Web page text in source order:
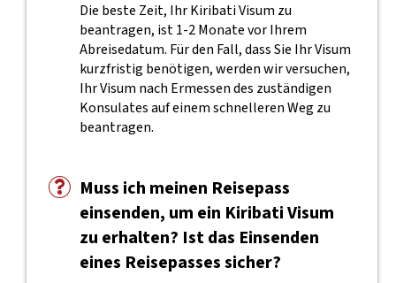
Die beste Zeit, Ihr Kiribati Visum zu
beantragen, ist 1-2 Monate vor Ihrem
Abreisedatum. Für den Fall, dass Sie Ihr Visum
kurzfristig benötigen, werden wir versuchen,
Ihr Visum nach Ermessen des zuständigen
Konsulates auf einem schnelleren Weg zu
beantragen.
Muss ich meinen Reisepass
einsenden, um ein Kiribati Visum
zu erhalten? Ist das Einsenden
eines Reisepasses sicher?